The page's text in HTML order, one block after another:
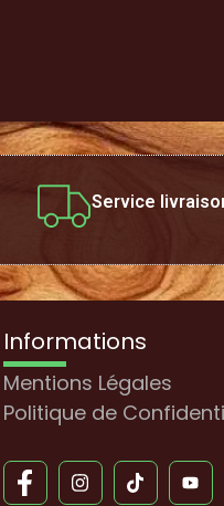
Service
Informations
Mentions Légales
Politique de